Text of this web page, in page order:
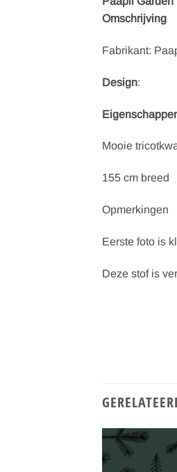
Omschrijving
Fabrikant:
Design:
Mooie
155 cm breed
Opmerkingen
Eerste foto is
Deze stof is